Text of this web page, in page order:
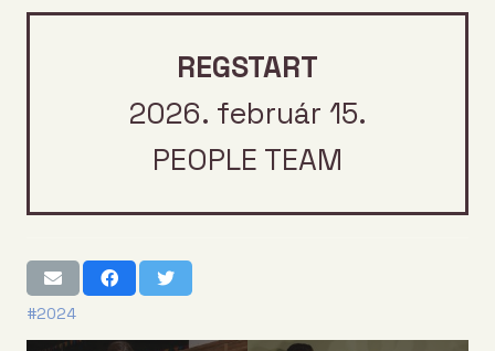
REGSTART
2026. február 15.
PEOPLE TEAM
#2024